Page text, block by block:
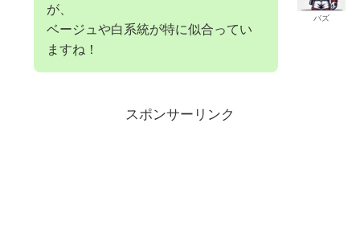
バズ
が、
ベージュや白系統が特に似合ってい
ますね！
スポンサーリンク